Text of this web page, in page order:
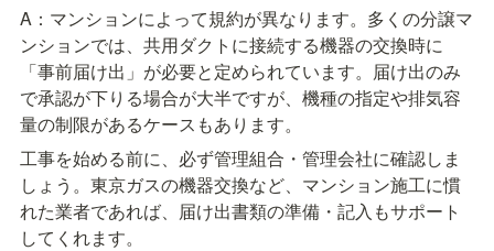
A：マンションによって規約が異なります。多くの分譲マ
ンションでは、共用ダクトに接続する機器の交換時に
「事前届け出」が必要と定められています。届け出のみ
で承認が下りる場合が大半ですが、機種の指定や排気容
量の制限があるケースもあります。
工事を始める前に、必ず管理組合・管理会社に確認しま
しょう。東京ガスの機器交換など、マンション施工に慣
れた業者であれば、届け出書類の準備・記入もサポート
してくれます。